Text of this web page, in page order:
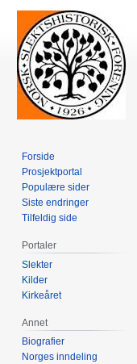
Forside
Prosjektportal
Populære sider
Siste endringer
Tilfeldig side
Portaler
Slekter
Kilder
Kirkeåret
Annet
Biografier
Norges inndeling